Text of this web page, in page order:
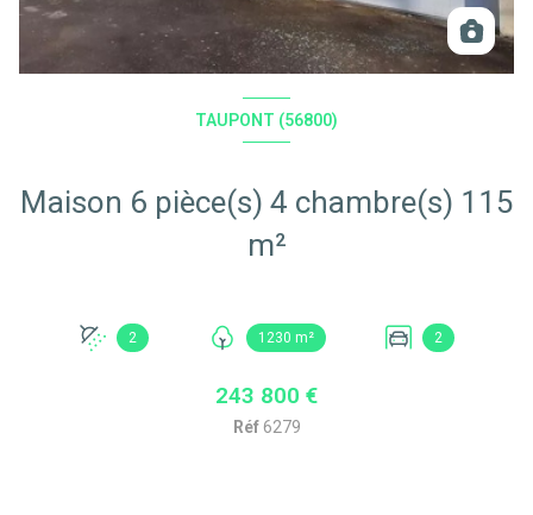
TAUPONT (56800)
Maison 6 pièce(s) 4 chambre(s) 115
m²
2 1230 m² 2
243 800 €
Réf 6279